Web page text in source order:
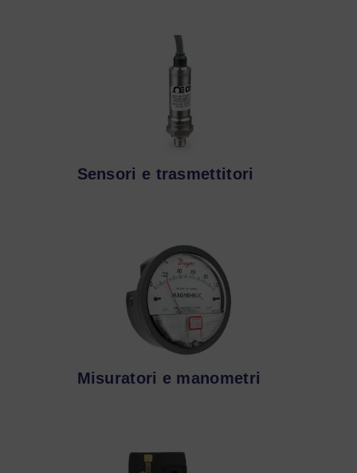
Sensori e trasmettitori
Misuratori e manometri